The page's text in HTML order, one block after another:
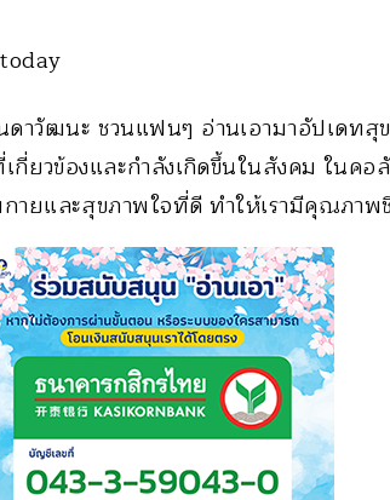
วัฒนะ ชวนแฟนๆ อ่านเอามาอัปเดทสุข
เกี่ยวข้องและกำลังเกิดขึ้นในสังคม ใน
ายและสุขภาพใจที่ดี ทำให้เรามีคุณภา